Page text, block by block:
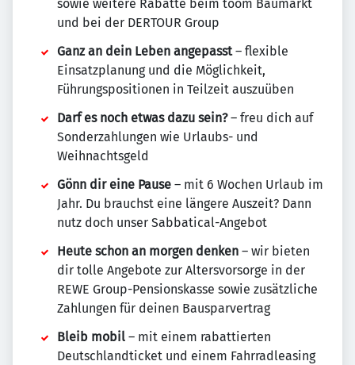
sowie weitere Rabatte beim toom Baumarkt
und bei der DERTOUR Group
Ganz an dein Leben angepasst– flexible
Einsatzplanung und die Möglichkeit,
Führungspositionen in Teilzeit auszuüben
Darf es noch etwas dazu sein?– freu dich auf
Sonderzahlungen wie Urlaubs- und
Weihnachtsgeld
Gönn dir eine Pause – mit 6 Wochen Urlaub im
Jahr. Du brauchst eine längere Auszeit? Dann
nutz doch unser Sabbatical-Angebot
Heute schon an morgen denken – wir bieten
dir tolle Angebote zur Altersvorsorge in der
REWE Group-Pensionskasse sowie zusätzliche
Zahlungen für deinen Bausparvertrag
Bleib mobil – mit einem rabattierten
Deutschlandticket und einem Fahrradleasing